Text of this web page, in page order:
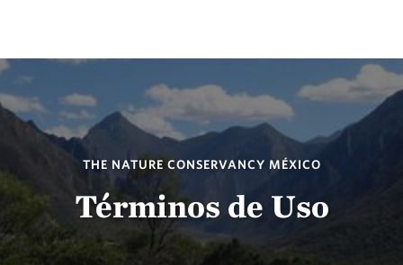
THE NATURE CONSERVANCY MÉXICO
Términos de Uso